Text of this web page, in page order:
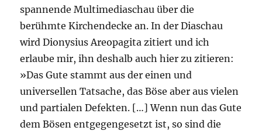
spannende Multimediaschau über die
berühmte Kirchendecke an. In der Diaschau
wird Dionysius Areopagita zitiert und ich
erlaube mir, ihn deshalb auch hier zu zitieren:
»Das Gute stammt aus der einen und
universellen Tatsache, das Böse aber aus vielen
und partialen Defekten. […] Wenn nun das Gute
dem Bösen entgegengesetzt ist, so sind die